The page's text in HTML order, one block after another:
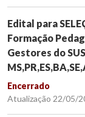
Edital para
Formação
Gestores do
Encerrado
Atualização 22/05/